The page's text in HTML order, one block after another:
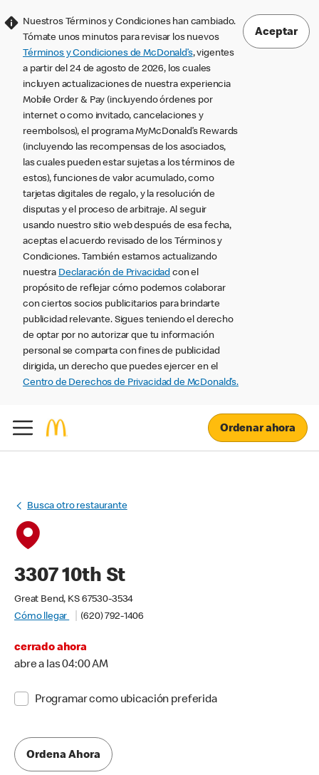
Nuestros Términos y Condiciones han cambiado.
Tómate unos minutos para revisar los nuevos
Términos y Condiciones de McDonald’s, vigentes
a partir del 24 de agosto de 2026, los cuales
incluyen actualizaciones de nuestra experiencia
Mobile Order & Pay (incluyendo órdenes por
internet o como invitado, cancelaciones y
reembolsos), el programa MyMcDonald’s Rewards
(incluyendo las recompensas de los asociados,
las cuales pueden estar sujetas a los términos de
estos), funciones de valor acumulado, como
tarjetas digitales de regalo, y la resolución de
disputas y el proceso de arbitraje. Al seguir
usando nuestro sitio web después de esa fecha,
aceptas el acuerdo revisado de los Términos y
Condiciones. También estamos actualizando
nuestra Declaración de Privacidad con el
propósito de reflejar cómo podemos colaborar
con ciertos socios publicitarios para brindarte
publicidad relevante. Sigues teniendo el derecho
de optar por no autorizar que tu información
personal se comparta con fines de publicidad
dirigida, un derecho que puedes ejercer en el
Centro de Derechos de Privacidad de McDonald’s.
Aceptar
Ordenar ahora
Busca otro restaurante
3307 10th St
Great Bend, KS 67530-3534
Cómo llegar
(620) 792-1406
cerrado ahora
abre a las 04:00 AM
Programar como ubicación preferida
Ordena Ahora